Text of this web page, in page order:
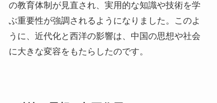
の教育体制が見直され、実用的な知識や技術を学
ぶ重要性が強調されるようになりました。このよ
うに、近代化と西洋の影響は、中国の思想や社会
に大きな変容をもたらしたのです。